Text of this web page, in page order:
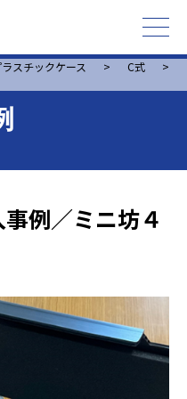
スチックケース > C式
>
例／ミニ坊４